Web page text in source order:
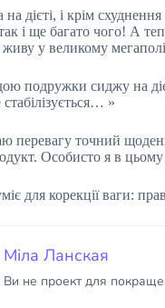
дієті, і крім
і ще багато чого! А
у великому
подружки сиджу на
»
перевагу точний
Особисто я в
для корекції ваги:
Міла Ланская
Ви не проект для